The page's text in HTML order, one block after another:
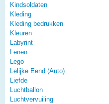
Kindsoldaten
Kleding
Kleding bedrukken
Kleuren
Labyrint
Lenen
Lego
Lelijke Eend (Auto)
Liefde
Luchtballon
Luchtvervuiling